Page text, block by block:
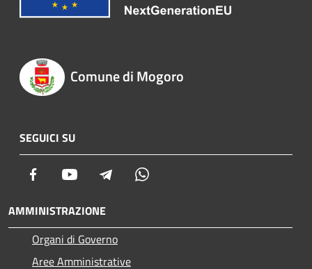
Comune di Mogoro
SEGUICI SU
Facebook Youtube Telegram
AMMINISTRAZIONE
Organi di Governo
Aree Amministrative